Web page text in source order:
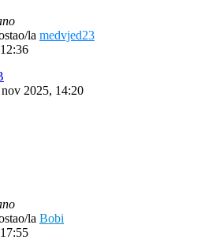
la medvjed23
nov 2025, 14:20
la Bobi